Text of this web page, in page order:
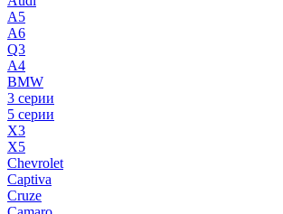
A5
A6
Q3
A4
BMW
3 серии
5 серии
X3
X5
Chevrolet
Captiva
Cruze